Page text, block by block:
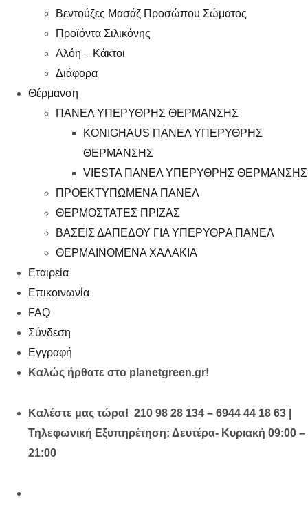
Βεντούζες Μασάζ Προσώπου Σώματος
Προϊόντα Σιλικόνης
Αλόη – Κάκτοι
Διάφορα
Θέρμανση
ΠΑΝΕΛ ΥΠΕΡΥΘΡΗΣ ΘΕΡΜΑΝΣΗΣ
KONIGHAUS ΠΑΝΕΛ ΥΠΕΡΥΘΡΗΣ
ΘΕΡΜΑΝΣΗΣ
VIESTA ΠΑΝΕΛ ΥΠΕΡΥΘΡΗΣ ΘΕΡΜΑΝΣΗΣ
ΠΡΟΕΚΤΥΠΩΜΕΝΑ ΠΑΝΕΛ
ΘΕΡΜΟΣΤΑΤΕΣ ΠΡΙΖΑΣ
ΒΑΣΕΙΣ ΔΑΠΕΔΟΥ ΓΙΑ ΥΠΕΡΥΘΡA ΠΑΝΕΛ
ΘΕΡΜΑΙΝΟΜΕΝΑ ΧΑΛΑΚΙΑ
Εταιρεία
Επικοινωνία
FAQ
Σύνδεση
Εγγραφή
Καλώς ήρθατε στο planetgreen.gr!
Καλέστε μας τώρα! 210 98 28 134 – 6944 44 18 63 |
Τηλεφωνική Εξυπηρέτηση: Δευτέρα- Κυριακή 09:00 –
21:00